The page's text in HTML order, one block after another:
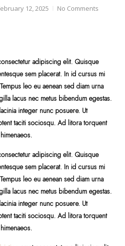
12, 2025 No Comments
adipiscing elit. Quisque
sem placerat. In id cursus mi
leo eu aenean sed diam urna
lacus nec metus bibendum egestas.
integer nunc posuere. Ut
taciti sociosqu. Ad litora torquent
adipiscing elit. Quisque
sem placerat. In id cursus mi
leo eu aenean sed diam urna
lacus nec metus bibendum egestas.
integer nunc posuere. Ut
taciti sociosqu. Ad litora torquent